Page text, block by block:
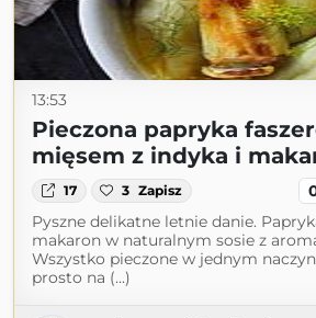
13:53
Pieczona papryka
mięsem z indyka i
17 3 Zapisz
Pyszne delikatne letnie danie.
makaron w naturalnym sosie z
Wszystko pieczone w jednym
prosto na (...)